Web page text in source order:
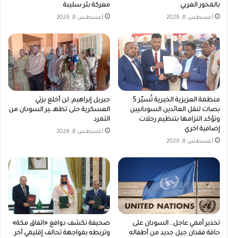
بالمحور الغربي
أغسطس 8, 2026
معركة بئر سليبة
أغسطس 8, 2026
منظمة العزيزية الخيرية تُسيّر 5
بصات لنقل العائدين السودانيين
وتؤكد التزامها بتنظيم رحلات
إضافية اخري
أغسطس 8, 2026
جبريل إبراهيم: لن أخلع بزتي
العسكرية حتى تطهـ ـير السودان من
التمرد
أغسطس 8, 2026
تحذير أممي عاجل.. السودان على
حافة فقدان جيل جديد من أطفاله
صحيفة تكشف دوافع «اتفاق مكة»
وتربطه بمواجهة تحالف إقليمي آخر